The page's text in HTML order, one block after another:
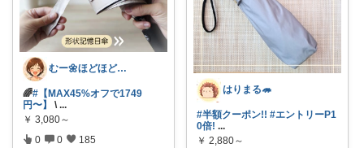
むー🌼ほどほど生活🌼
🌈#【MAX45%オフで1749
円〜】
\ ...
￥ 3,080～
0 0 185
はりまる🦔
#半額クーポン!! #エントリーP1
0倍! ...
￥ 2,880～